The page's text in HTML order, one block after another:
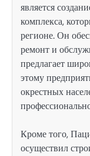
является
комплекса,
регионе. Он
ремонт и
предлагает
этому
окрестных
Кроме того,
осуществил